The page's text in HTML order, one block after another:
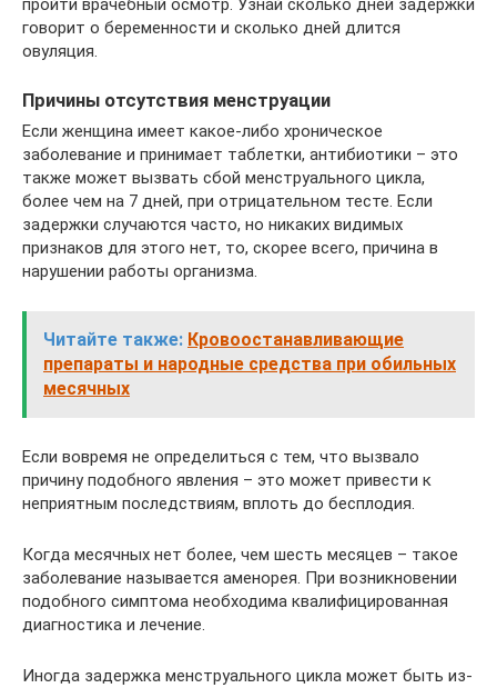
пройти врачебный осмотр. Узнай сколько дней задержки
говорит о беременности и сколько дней длится
овуляция.
Причины отсутствия менструации
Если женщина имеет какое-либо хроническое
заболевание и принимает таблетки, антибиотики – это
также может вызвать сбой менструального цикла,
более чем на 7 дней, при отрицательном тесте. Если
задержки случаются часто, но никаких видимых
признаков для этого нет, то, скорее всего, причина в
нарушении работы организма.
Читайте также: Кровоостанавливающие
препараты и народные средства при обильных
месячных
Если вовремя не определиться с тем, что вызвало
причину подобного явления – это может привести к
неприятным последствиям, вплоть до бесплодия.
Когда месячных нет более, чем шесть месяцев – такое
заболевание называется аменорея. При возникновении
подобного симптома необходима квалифицированная
диагностика и лечение.
Иногда задержка менструального цикла может быть из-